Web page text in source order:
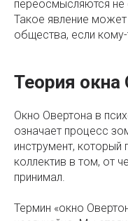
переосмысляются не
Такое явление может
общества, если
Теория окна
Окно Овертона в
означает процесс
инструмент, который
коллектив в том, от
принимал.
Термин «окно